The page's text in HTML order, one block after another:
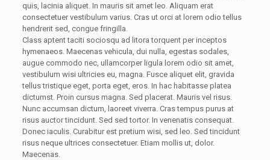
quis, lacinia aliquet. In mauris sit amet leo. Aliquam erat
consectetuer vestibulum varius. Cras ut orci at lorem odio tellus
hendrerit sed, congue fringilla.
Class aptent taciti sociosqu ad litora torquent per inceptos
hymenaeos. Maecenas vehicula, dui nulla, egestas sodales,
augue commodo nec, ullamcorper ligula lorem odio sit amet,
vestibulum wisi ultricies eu, magna. Fusce aliquet elit, gravida
tellus tristique eget, porta eget, eros. In hac habitasse platea
dictumst. Proin cursus magna. Sed placerat. Mauris vel risus.
Nunc accumsan dictum, laoreet viverra. Cras tempus purus at
risus auctor tincidunt. Sed sed tortor. In venenatis consequat.
Donec iaculis. Curabitur est pretium wisi, sed leo. Sed tincidunt
risus neque ultrices consectetuer. Etiam mollis ut, dolor.
Maecenas.